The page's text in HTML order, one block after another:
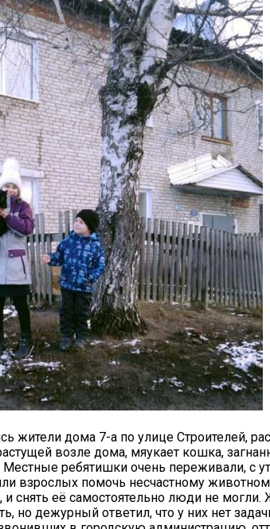
жители дома 7-а по улице Строителей,
возле дома, мяукает кошка,
ребятишки очень переживали, с
взрослых помочь несчастному
снять её самостоятельно люди не могли.
но дежурный ответил, что у них нет
20.09.2017
Посмотреть...